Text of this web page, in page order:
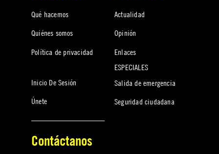
Qué hacemos
Quiénes somos
Política de privacidad
Inicio De Sesión
Únete
Actualidad
Opinión
Enlaces
ESPECIALES
Salida de emergencia
Seguridad ciudadana
Contáctanos